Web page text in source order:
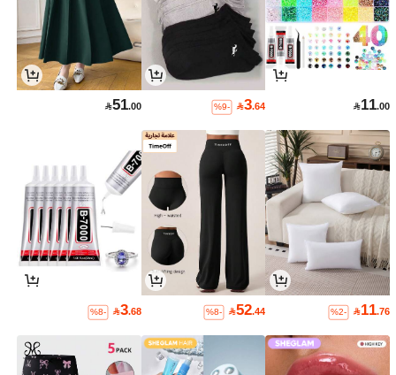
11.00
3.64
%9-
51.00
11.76
%2-
52.44
%8-
3.68
%8-